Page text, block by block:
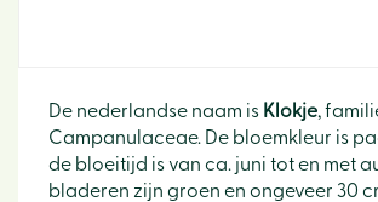
De nederlandse naam is Klokje,
Campanulaceae. De bloemkleur is
de bloeitijd is van ca. juni tot en met
bladeren zijn groen en ongeveer 30